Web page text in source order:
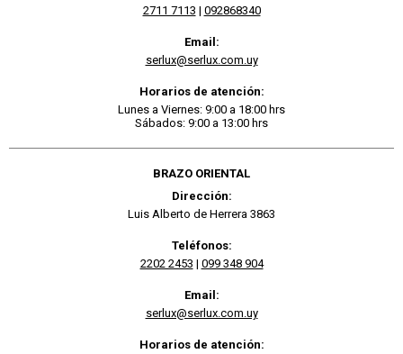
2711 7113 | 092868340
Email:
serlux@serlux.com.uy
Horarios de atención:
Lunes a Viernes: 9:00 a 18:00 hrs
Sábados: 9:00 a 13:00 hrs
BRAZO ORIENTAL
Dirección:
Luis Alberto de Herrera 3863
Teléfonos:
2202 2453 | 099 348 904
Email:
serlux@serlux.com.uy
Horarios de atención: